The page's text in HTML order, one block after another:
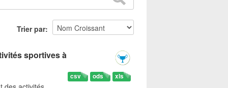
Trier par
sportives à
xls
ods
csv